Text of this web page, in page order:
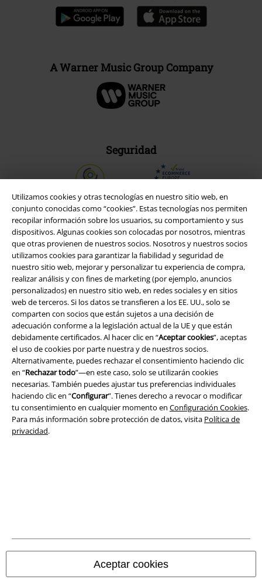
Utilizamos cookies y otras tecnologías en nuestro sitio web, en
conjunto conocidas como “cookies”. Estas tecnologías nos permiten
recopilar información sobre los usuarios, su comportamiento y sus
dispositivos. Algunas cookies son colocadas por nosotros, mientras
que otras provienen de nuestros socios. Nosotros y nuestros socios
utilizamos cookies para garantizar la fiabilidad y seguridad de
nuestro sitio web, mejorar y personalizar tu experiencia de compra,
realizar análisis y con fines de marketing (por ejemplo, anuncios
personalizados) en nuestro sitio web, en redes sociales y en sitios
web de terceros. Si los datos se transfieren a los EE. UU., solo se
comparten con socios que están sujetos a una decisión de
adecuación conforme a la legislación actual de la UE y que están
debidamente certificados. Al hacer clic en “Aceptar cookies”, aceptas
el uso de cookies por parte nuestra y de nuestros socios.
Alternativamente, puedes rechazar el consentimiento haciendo clic
en “Rechazar todo”—en este caso, solo se utilizarán cookies
necesarias. También puedes ajustar tus preferencias individuales
haciendo clic en “Configurar”. Tienes derecho a revocar o modificar
tu consentimiento en cualquier momento en Configuración Cookies.
Para más información sobre protección de datos, visita Política de
privacidad.
Aceptar cookies
A Warner Music Group Company
Seguridad
Legal
Términos y Condiciones
Aviso Legal
Ley protección de datos
Eliminación de residuos y protección del medioambiente
Todos los precios incluyen el IVA pero no losgastos de transporte
© 1986-2026 E.M.P. Merchandising HGmbH